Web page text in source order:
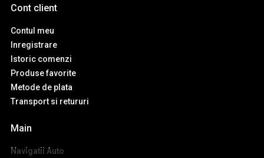
Cont client
Contul meu
Inregistrare
Istoric comenzi
Produse favorite
Metode de plata
Transport si retururi
Main
Navigatii Auto